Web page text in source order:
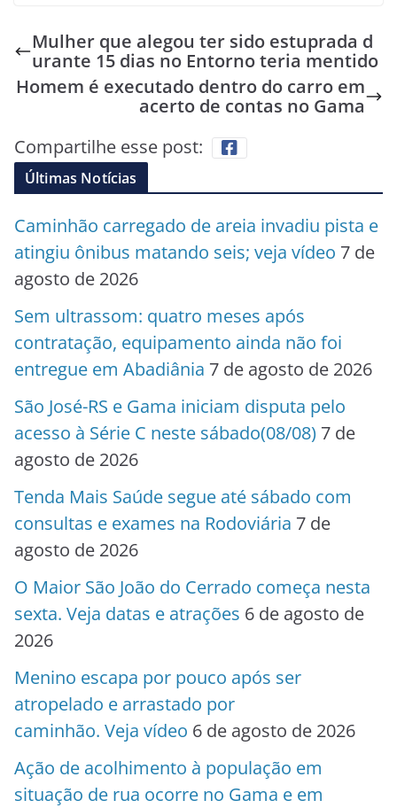
Mulher que alegou ter sido estuprada d
urante 15 dias no Entorno teria mentido
Homem é executado dentro do carro em
acerto de contas no Gama
Compartilhe esse post:
Últimas Notícias
Caminhão carregado de areia invadiu pista e
atingiu ônibus matando seis; veja vídeo 7 de
agosto de 2026
Sem ultrassom: quatro meses após
contratação, equipamento ainda não foi
entregue em Abadiânia 7 de agosto de 2026
São José-RS e Gama iniciam disputa pelo
acesso à Série C neste sábado(08/08) 7 de
agosto de 2026
Tenda Mais Saúde segue até sábado com
consultas e exames na Rodoviária 7 de
agosto de 2026
O Maior São João do Cerrado começa nesta
sexta. Veja datas e atrações 6 de agosto de
2026
Menino escapa por pouco após ser
atropelado e arrastado por
caminhão. Veja vídeo 6 de agosto de 2026
Ação de acolhimento à população em
situação de rua ocorre no Gama e em